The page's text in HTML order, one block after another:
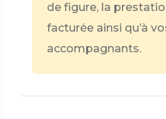
de figure, la
facturée ainsi qu’à
accompagnants.